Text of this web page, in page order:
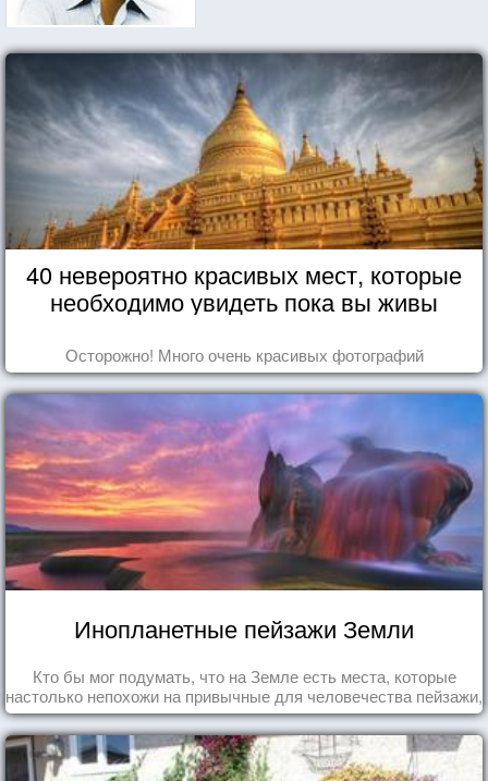
40 невероятно красивых мест, которые
необходимо увидеть пока вы живы
Осторожно! Много очень красивых фотографий
Инопланетные пейзажи Земли
Кто бы мог подумать, что на Земле есть места, которые
настолько непохожи на привычные для человечества пейзажи,
что кажутся и вовсе инопланетными!